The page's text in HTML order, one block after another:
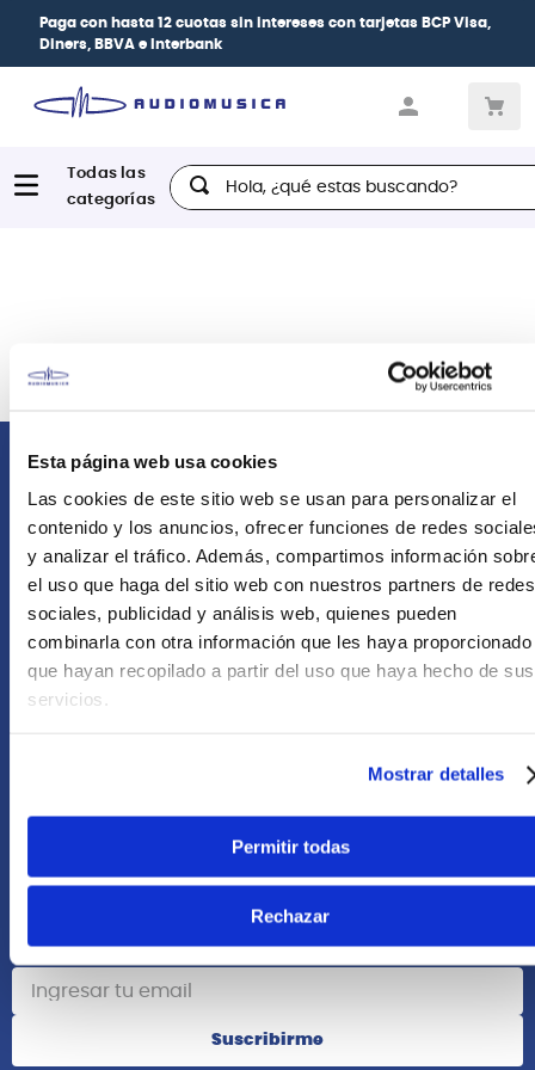
Esta página web usa cookies
Las cookies de este sitio web se usan para personalizar el
contenido y los anuncios, ofrecer funciones de redes
y analizar el tráfico. Además, compartimos información
el uso que haga del sitio web con nuestros partners de redes
sociales, publicidad y análisis web, quienes pueden
combinarla con otra información que les haya proporcionado
que hayan recopilado a partir del uso que haya hecho de sus
servicios.
Mostrar detalles
Permitir todas
Rechazar
Paga con hasta 12 cuotas sin intereses con tarjetas BCP Visa,
Diners, BBVA e Interbank
Hola, ¿qué estas buscando?
Atención Postventa
+51 958418476
+51 977624112
Acerca de Nosotros
Suscribete
Suscribirme